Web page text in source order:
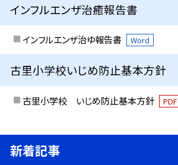
インフルエンザ治癒報告書
インフルエンザ治ゆ報告書 Word
古里小学校いじめ防止基本方針
古里小学校 いじめ防止基本方針 PDF
新着記事